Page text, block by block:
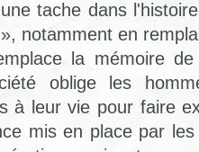
tache dans
notamment en
la mémoire
oblige les
à leur vie pour faire
mis en place par